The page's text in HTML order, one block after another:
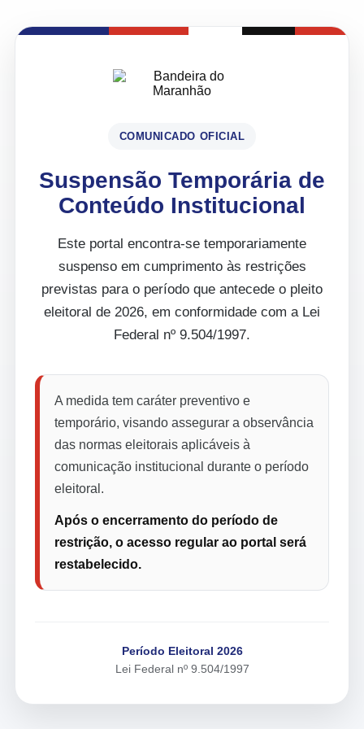
COMUNICADO OFICIAL
Suspensão Temporária de
Conteúdo Institucional
Este portal encontra-se temporariamente
suspenso em cumprimento às restrições
previstas para o período que antecede o pleito
eleitoral de 2026, em conformidade com a Lei
Federal nº 9.504/1997.
A medida tem caráter preventivo e
temporário, visando assegurar a observância
das normas eleitorais aplicáveis à
comunicação institucional durante o período
eleitoral.
Após o encerramento do período de
restrição, o acesso regular ao portal será
restabelecido.
Período Eleitoral 2026
Lei Federal nº 9.504/1997